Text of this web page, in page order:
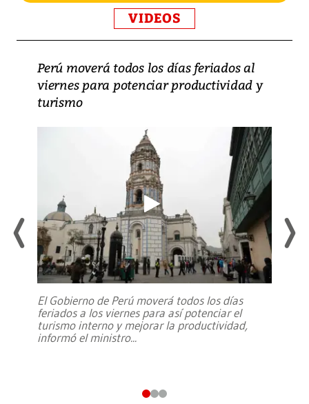
VIDEOS
Perú moverá todos los días feriados al
viernes para potenciar productividad y
turismo
El Gobierno de Perú moverá todos los días
feriados a los viernes para así potenciar el
turismo interno y mejorar la productividad,
informó el ministro...